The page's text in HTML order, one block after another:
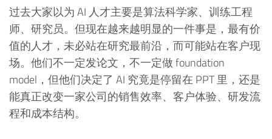
过去大家以为 AI 人才主要是算法科学家、训练工程
师、研究员。但现在越来越明显的一件事是，最有价
值的人才，未必站在研究最前沿，而可能站在客户现
场。他们不一定发论文，不一定做 foundation
model，但他们决定了 AI 究竟是停留在 PPT 里，还是
能真正改变一家公司的销售效率、客户体验、研发流
程和成本结构。